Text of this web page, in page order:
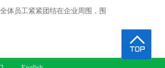
体员工紧紧团结在企业周围，围